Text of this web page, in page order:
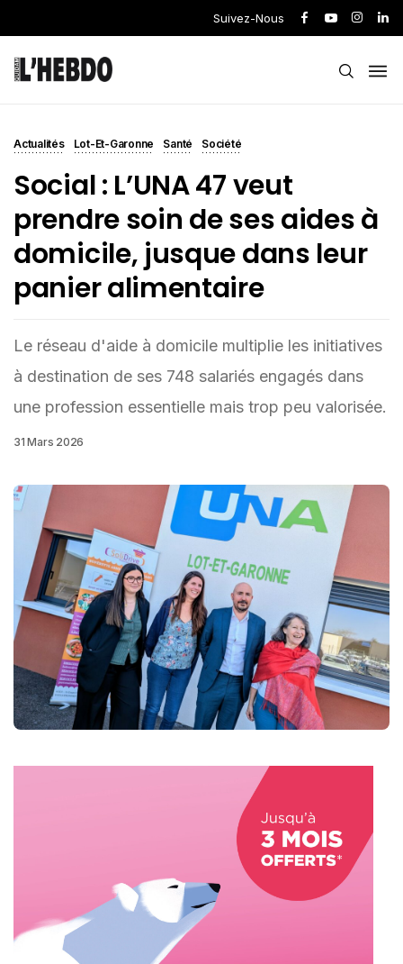
Suivez-Nous
Actualités Lot-Et-Garonne Santé Société
Social : L’UNA 47 veut
prendre soin de ses aides à
domicile, jusque dans leur
panier alimentaire
Le réseau d'aide à domicile multiplie les initiatives
à destination de ses 748 salariés engagés dans
une profession essentielle mais trop peu valorisée.
31 Mars 2026